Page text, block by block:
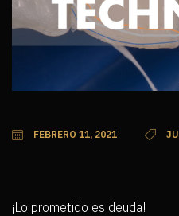
FEBRERO 11, 2021
¡Lo prometido es deuda!